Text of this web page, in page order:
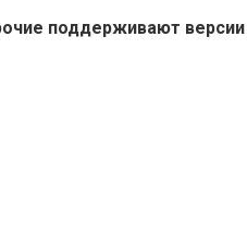
поддерживают версии